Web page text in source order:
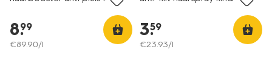
8.
99
€89.90/l
3.
59
€23.93/l